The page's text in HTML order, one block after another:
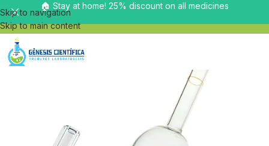
Skip to navigation
Skip to main content
🏠 Stay at home! 25% discount on all medicines